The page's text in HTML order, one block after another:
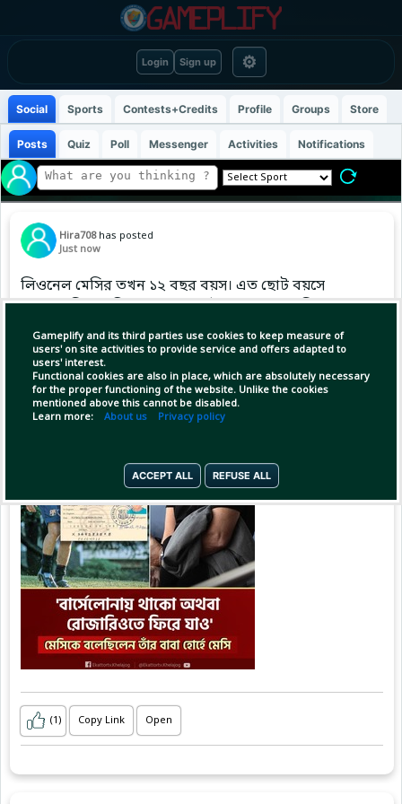
Login Sign up ⚙
Gameplify and its third parties use cookies to keep measure of
users' on site activities to provide service and offers adapted to
users' interest.
Functional cookies are also in place, which are absolutely necessary
for the proper functioning of the website. Unlike the cookies
mentioned above this cannot be disabled.
Learn more: About us Privacy policy
ACCEPT ALL REFUSE ALL
Social Sports Contests+Credits Profile Groups Store
Posts Quiz Poll Messenger Activities Notifications
Hira708 has posted
Just now
লিওনেল মেসির তখন ১২ বছর বয়স। এত ছোট বয়সে
বড় এক সিদ্ধান্ত নিতে হতো। বার্সেলোনার একাডেমি লা
মাসিয়াতে থেকে যাওয়া অথবা রোজারিওতে পরিবারের
কাছে ফিরে যাওয়া। বাবার ছুঁড়ে দেয়া প্রশ্নে মেসি
বার্সেলোনাতেই থাকার সিদ্ধান্ত নেন।
#messi
(1) Copy Link Open